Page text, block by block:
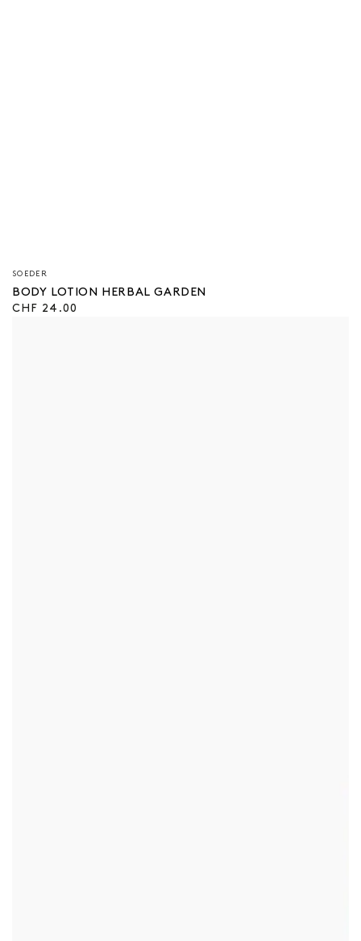
Verkäufer/in:
SOEDER
BODY LOTION HERBAL GARDEN
Regulärer
CHF 24.00